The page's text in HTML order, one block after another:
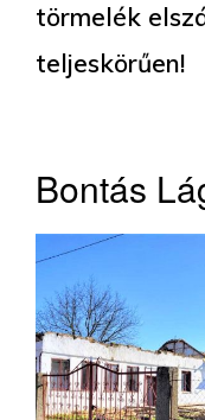
törmelék
teljeskörűen!
Bontás